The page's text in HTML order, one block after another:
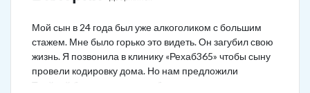
Мой сын в 24 года был уже алкоголиком с большим
стажем. Мне было горько это видеть. Он загубил свою
жизнь. Я позвонила в клинику «Рехаб365» чтобы сыну
провели кодировку дома. Но нам предложили
Тройной блок в клинике, чтобы уж наверняка помогло.